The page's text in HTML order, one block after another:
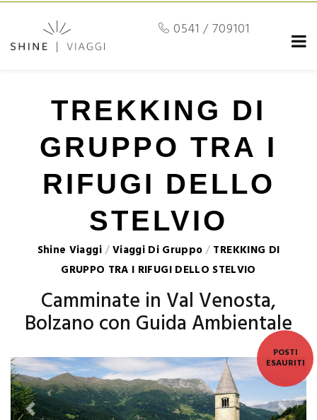
0541 / 709101
TREKKING DI
GRUPPO TRA I
RIFUGI DELLO
STELVIO
Shine Viaggi/Viaggi Di Gruppo/ TREKKING DI
GRUPPO TRA I RIFUGI DELLO STELVIO
Camminate in Val Venosta,
Bolzano con Guida Ambientale
POSTI
ESAURITI